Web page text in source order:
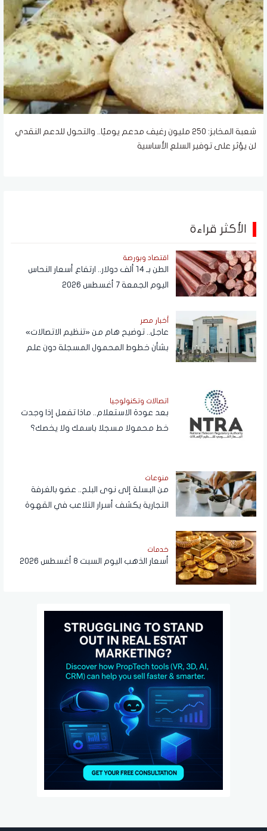
شعبة المخابز: 250 مليون رغيف مدعم يوميًا.. والتحول للدعم النقدي
لن يؤثر على توفير السلع الأساسية
الأكثر قراءة
اقتصاد وبورصة
الطن بـ 14 ألف دولار.. ارتفاع أسعار النحاس
اليوم الجمعة 7 أغسطس 2026
أخبار مصر
عاجل.. توضيح هام من «تنظيم الاتصالات»
بشأن خطوط المحمول المسجلة دون علم
اتصالات وتكنولوجيا
بعد عودة الاستعلام.. ماذا تفعل إذا وجدت
خط محمولا مسجلا باسمك ولا يخصك؟
منوعات
من البسلة إلى نوى البلح.. عضو بالغرفة
التجارية يكشف أسرار التلاعب في القهوة
خدمات
أسعار الذهب اليوم السبت 8 أغسطس 2026